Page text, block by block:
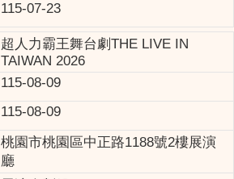
115-07-23
超人力霸王舞台劇THE LIVE IN
TAIWAN 2026
115-08-09
115-08-09
桃園市桃園區中正路1188號2樓展演
廳